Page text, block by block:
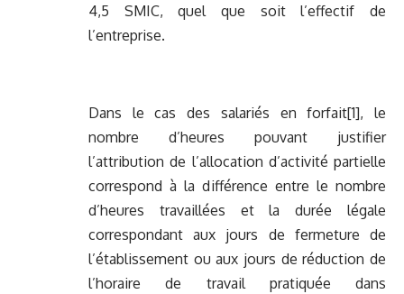
4,5 SMIC, quel que soit l’effectif de
l’entreprise.
Dans le cas des salariés en forfait[1], le
nombre d’heures pouvant justifier
l’attribution de l’allocation d’activité partielle
correspond à la différence entre le nombre
d’heures travaillées et la durée légale
correspondant aux jours de fermeture de
l’établissement ou aux jours de réduction de
l’horaire de travail pratiquée dans